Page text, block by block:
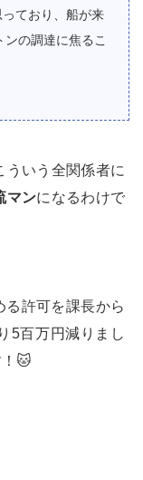
ており、船が来
の調達に焦るこ
ういう全関係者に
マンになるわけで
る許可を課長から
5百万円減りまし
🐱